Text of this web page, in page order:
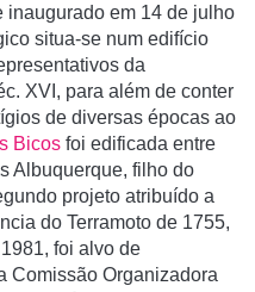
inaugurado em 14 de julho
situa-se num edifício
da
XVI, para além de conter
de diversas épocas ao
Bicos foi edificada entre
Albuquerque, filho do
projeto atribuído a
do Terramoto de 1755,
foi alvo de
Comissão Organizadora